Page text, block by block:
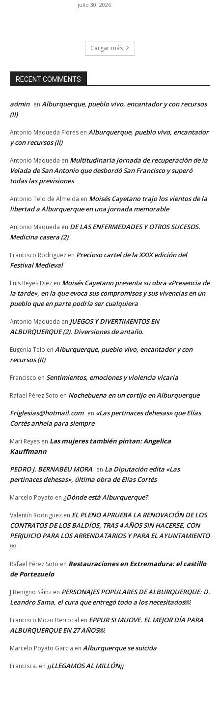
julio 30, 2026
Cargar más
RECENT COMMENTS
admin en Alburquerque, pueblo vivo, encantador y con recursos
(II)
Antonio Maqueda Flores en Alburquerque, pueblo vivo, encantador
y con recursos (II)
Antonio Maqueda en Multitudinaria jornada de recuperación de la
Velada de San Antonio que desbordó San Francisco y superó
todas las previsiones
Antonio Telo de Almeida en Moisés Cayetano trajo los vientos de la
libertad a Alburquerque en una jornada memorable
Antonio Maqueda en DE LAS ENFERMEDADES Y OTROS SUCESOS.
Medicina casera (2)
Francisco Rodriguez en Precioso cartel de la XXIX edición del
Festival Medieval
Luis Reyes Diez en Moisés Cayetano presenta su obra «Presencia de
la tarde», en la que evoca sus compromisos y sus vivencias en un
pueblo que en parte podría ser cualquiera
Antonio Maqueda en JUEGOS Y DIVERTIMENTOS EN
ALBURQUERQUE (2). Diversiones de antaño.
Eugenia Telo en Alburquerque, pueblo vivo, encantador y con
recursos (II)
Francisco en Sentimientos, emociones y violencia vicaria
Rafael Pérez Soto en Nochebuena en un cortijo en Alburquerque
Friglesias@hotmail.com en «Las pertinaces dehesas» que Elías
Cortés anhela para siempre
Mari Reyes en Las mujeres también pintan: Angelica
Kauffmann
PEDRO J. BERNABEU MORA en La Diputación edita «Las
pertinaces dehesas», última obra de Elías Cortés
Marcelo Poyato en ¿Dónde está Alburquerque?
Valentín Rodriguez en EL PLENO APRUEBA LA RENOVACIÓN DE LOS
CONTRATOS DE LOS BALDÍOS, TRAS 4 AÑOS SIN HACERSE, CON
PERJUICIO PARA LOS ARRENDATARIOS Y PARA EL AYUNTAMIENTO
￼
Rafael Pérez Soto en Restauraciones en Extremadura: el castillo
de Portezuelo
J.Benigno Sáinz en PERSONAJES POPULARES DE ALBURQUERQUE: D.
Leandro Sama, el cura que entregó todo a los necesitados￼
Francisco Mozo Berrocal en EPPUR SI MUOVE. EL MEJOR DÍA PARA
ALBURQUERQUE EN 27 AÑOS￼
Marcelo Poyato Garcia en Alburquerque se suicida
Francisca. en ¡¡LLEGAMOS AL MILLÓN¡¡